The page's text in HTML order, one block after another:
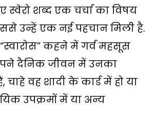
शब्द एक चर्चा का विषय
उन्हें एक नई पहचान मिली है.
कहने में गर्व महसूस
दैनिक जीवन में उनका
वह शादी के कार्ड में हो या
उपक्रमों में या अन्य